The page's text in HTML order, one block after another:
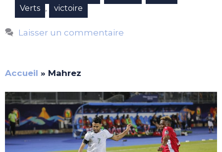
Verts , victoire
Laisser un commentaire
Accueil » Mahrez